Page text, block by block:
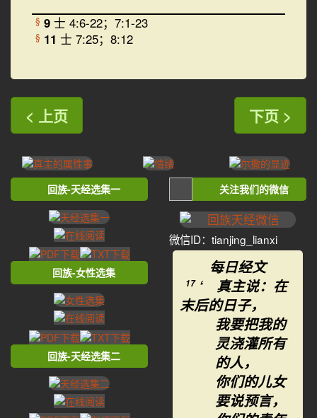
§ 9 士 4:6-22；7:1-23
§ 11 士 7:25；8:12
< 上页 下页 >
回族-天经选集一
回族-女性选集
回族-天经选集二
关注我们的微信
微信ID：tianjing_lianxi
每日经文
17 ‘ 真主说：在
末后的日子，
我要把我的
灵浇灌所有
的人，
你们的儿女
要说预言，